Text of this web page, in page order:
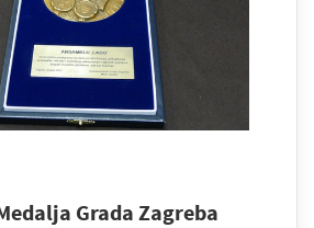
Grada Zagreba